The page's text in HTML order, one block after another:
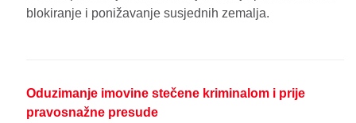
blokiranje i ponižavanje susjednih zemalja.
Oduzimanje imovine stečene kriminalom i prije
pravosnažne presude